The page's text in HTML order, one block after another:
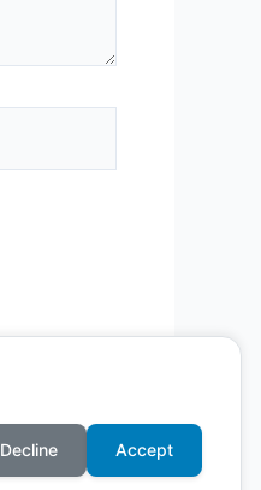
Decline Accept